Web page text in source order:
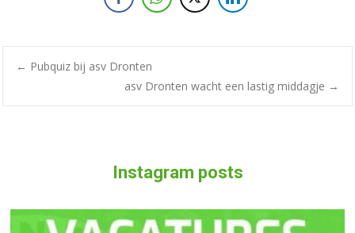
Bericht
← Pubquiz bij asv Dronten
asv Dronten wacht een lastig middagje →
Instagram posts